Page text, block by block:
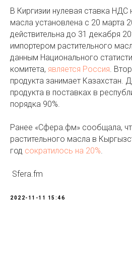
В Киргизии нулевая ставка НДС
масла установлена с 20 марта
действительна до 31 декабря
импортером растительного
данным Национального
комитета, является Россия.
продукта занимает Казахстан.
продукта в поставках в
порядка 90%.
Ранее «Сфера.фм» сообщала,
растительного масла в
год сократилось на 20%.
Sfera.fm
2022-11-11 15:46